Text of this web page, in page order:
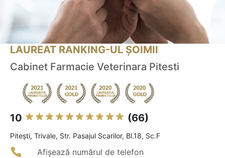
LAUREAT RANKING-UL ȘOIMII
Cabinet Farmacie Veterinara Pitesti
10 (66)
Piteşti, Trivale, Str. Pasajul Scarilor, Bl.18, Sc.F
Afișează numărul de telefon